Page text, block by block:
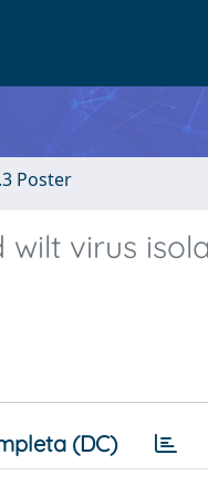
Poster
virus
(DC)